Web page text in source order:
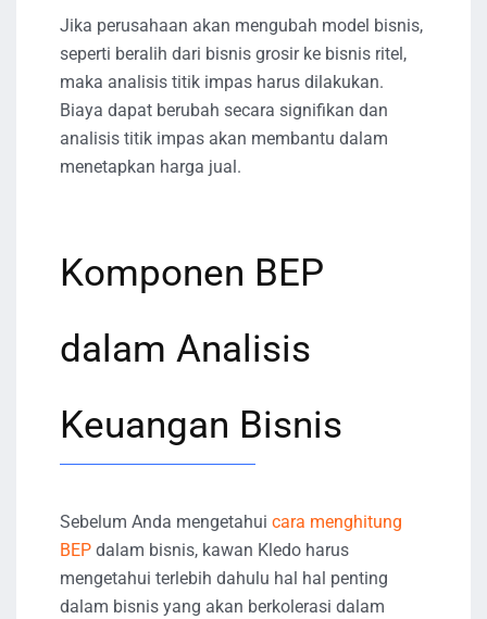
Jika perusahaan akan mengubah model bisnis,
seperti beralih dari bisnis grosir ke bisnis ritel,
maka analisis titik impas harus dilakukan.
Biaya dapat berubah secara signifikan dan
analisis titik impas akan membantu dalam
menetapkan harga jual.
Komponen BEP
dalam Analisis
Keuangan Bisnis
Sebelum Anda mengetahui cara menghitung
BEP dalam bisnis, kawan Kledo harus
mengetahui terlebih dahulu hal hal penting
dalam bisnis yang akan berkolerasi dalam